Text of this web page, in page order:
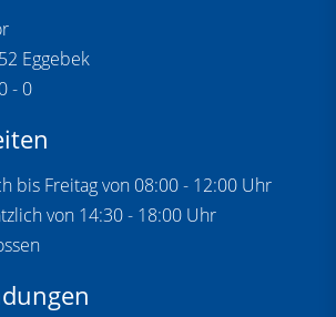
Eggebek
- 0
bis Freitag von 08:00 - 12:00 Uhr
von 14:30 - 18:00 Uhr